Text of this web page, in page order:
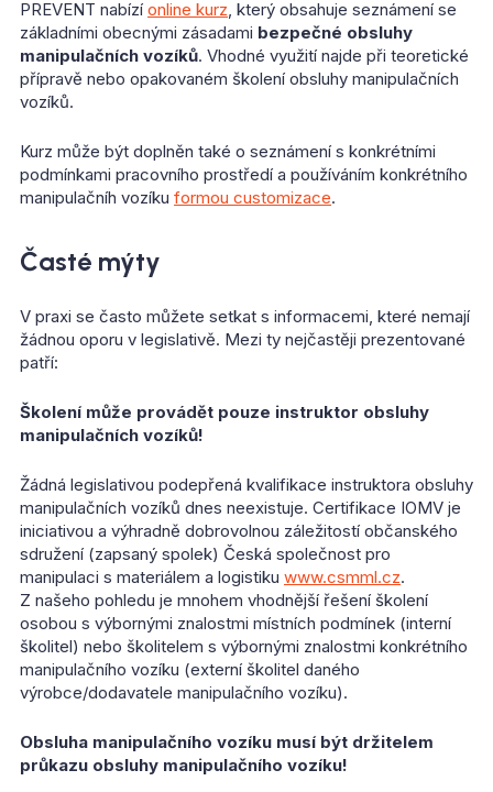
PREVENT nabízí online kurz, který obsahuje seznámení se
základními obecnými zásadami bezpečné obsluhy
manipulačních vozíků. Vhodné využití najde při teoretické
přípravě nebo opakovaném školení obsluhy manipulačních
vozíků.
Kurz může být doplněn také o seznámení s konkrétními
podmínkami pracovního prostředí a používáním konkrétního
manipulačníh vozíku formou customizace.
Časté mýty
V praxi se často můžete setkat s informacemi, které nemají
žádnou oporu v legislativě. Mezi ty nejčastěji prezentované
patří:
Školení může provádět pouze instruktor obsluhy
manipulačních vozíků!
Žádná legislativou podepřená kvalifikace instruktora obsluhy
manipulačních vozíků dnes neexistuje. Certifikace IOMV je
iniciativou a výhradně dobrovolnou záležitostí občanského
sdružení (zapsaný spolek) Česká společnost pro
manipulaci s materiálem a logistiku www.csmml.cz.
Z našeho pohledu je mnohem vhodnější řešení školení
osobou s výbornými znalostmi místních podmínek (interní
školitel) nebo školitelem s výbornými znalostmi konkrétního
manipulačního vozíku (externí školitel daného
výrobce/dodavatele manipulačního vozíku).
Obsluha manipulačního vozíku musí být držitelem
průkazu obsluhy manipulačního vozíku!